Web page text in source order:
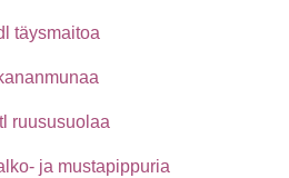
täysmaitoa
ruususuolaa
ja mustapippuria